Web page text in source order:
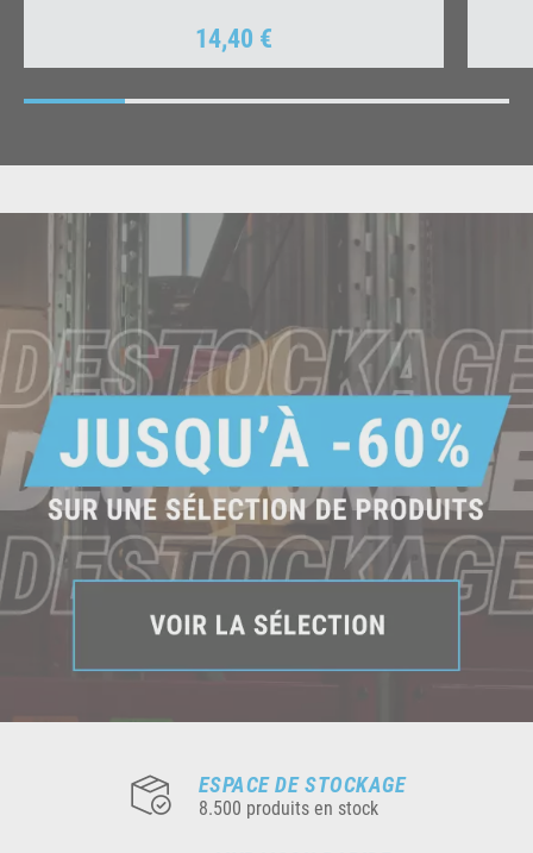
Prix
14,40 €
ESPACE DE STOCKAGE
8.500 produits en stock